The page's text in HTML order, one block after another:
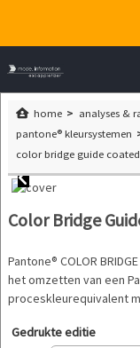
home
analyses &
pantone® kleursystemen
color bridge guide coated
Color Bridge
Pantone® COLOR
het omzetten van een
proceskleurequivalent
Gedrukte editie